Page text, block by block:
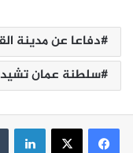
دفاعا عن مدينة
سلطنة عمان تشيد